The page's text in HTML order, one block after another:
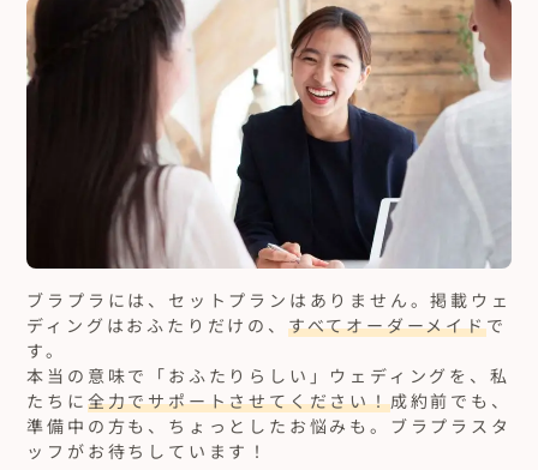
ブラプラには、セットプランはありません。掲載ウェ
ディングはおふたりだけの、 すべてオーダーメイドで
す。
本当の意味で「おふたりらしい」ウェディングを、私
たちに 全力でサポートさせてください！成約前でも、
準備中の方も、ちょっとしたお悩みも。ブラプラスタ
ッフがお待ちしています！